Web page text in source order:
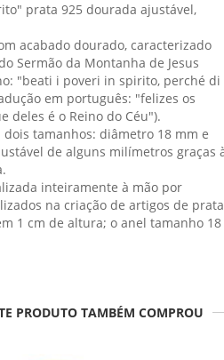
prata 925 dourada ajustável,
acabado dourado, caracterizado
Sermão da Montanha de Jesus
"beati i poveri in spirito, perché di
em português: "felizes os
deles é o Reino do Céu").
tamanhos: diâmetro 18 mm e
de alguns milímetros graças
inteiramente à mão por
na criação de artigos de
1 cm de altura; o anel tamanho 18
PRODUTO TAMBÉM COMPROU